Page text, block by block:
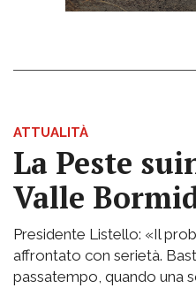
ATTUALITÀ
La Peste
Valle
Presidente Listello: «Il
affrontato con serietà.
passatempo, quando una